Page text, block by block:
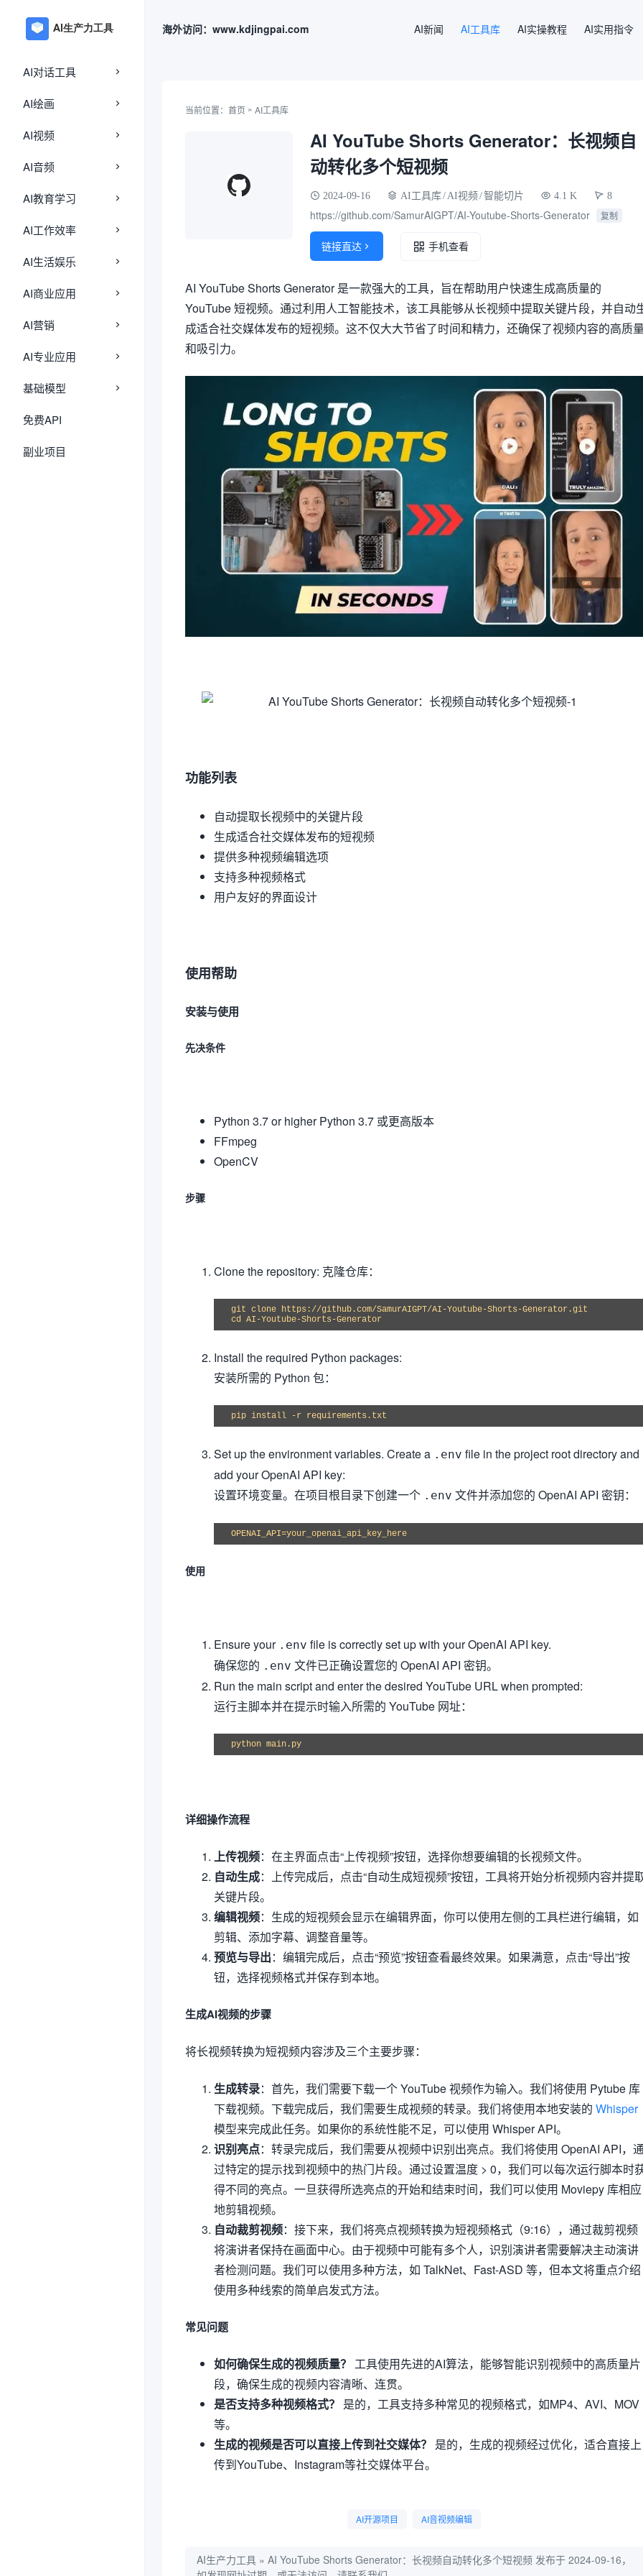
AI对话工具
AI绘画
AI视频
AI音频
AI教育学习
AI工作效率
AI生活娱乐
AI商业应用
AI营销
AI专业应用
基础模型
免费API
副业项目
海外访问：www.kdjingpai.com AI新闻 AI工具库 AI实操教程 AI实用指令
当前位置： 首页 » AI工具库
AI YouTube Shorts Generator：长视频自
动转化多个短视频
2024-09-16 AI工具库/ AI视频 /智能切片 4.1 K 8
https://github.com/SamurAIGPT/AI-Youtube-Shorts-Generator 复制
链接直达  手机查看
AI YouTube Shorts Generator 是一款强大的工具，旨在帮助用户快速生成高质量的
YouTube 短视频。通过利用人工智能技术，该工具能够从长视频中提取关键片段，并自动
成适合社交媒体发布的短视频。这不仅大大节省了时间和精力，还确保了视频内容的高质
和吸引力。
功能列表
自动提取长视频中的关键片段
生成适合社交媒体发布的短视频
提供多种视频编辑选项
支持多种视频格式
用户友好的界面设计
使用帮助
安装与使用
先决条件
Python 3.7 or higher Python 3.7 或更高版本
FFmpeg
OpenCV
步骤
Clone the repository: 克隆仓库：
cd AI-Youtube-Shorts-Generator
Install the required Python packages:
安装所需的 Python 包：
pip install -r requirements.txt
Set up the environment variables. Create a .env file in the project root directory and
add your OpenAI API key:
设置环境变量。在项目根目录下创建一个 .env 文件并添加您的 OpenAI API 密钥：
OPENAI_API=your_openai_api_key_here
使用
Ensure your .env file is correctly set up with your OpenAI API key.
确保您的 .env 文件已正确设置您的 OpenAI API 密钥。
Run the main script and enter the desired YouTube URL when prompted:
运行主脚本并在提示时输入所需的 YouTube 网址：
python main.py
详细操作流程
上传视频：在主界面点击“上传视频”按钮，选择你想要编辑的长视频文件。
自动生成：上传完成后，点击“自动生成短视频”按钮，工具将开始分析视频内容并提
关键片段。
编辑视频：生成的短视频会显示在编辑界面，你可以使用左侧的工具栏进行编辑，如
剪辑、添加字幕、调整音量等。
预览与导出：编辑完成后，点击“预览”按钮查看最终效果。如果满意，点击“导出”按
钮，选择视频格式并保存到本地。
生成AI视频的步骤
将长视频转换为短视频内容涉及三个主要步骤：
生成转录：首先，我们需要下载一个 YouTube 视频作为输入。我们将使用 Pytube 库
下载视频。下载完成后，我们需要生成视频的转录。我们将使用本地安装的 Whisper
模型来完成此任务。如果你的系统性能不足，可以使用 Whisper API。
识别亮点：转录完成后，我们需要从视频中识别出亮点。我们将使用 OpenAI API，
过特定的提示找到视频中的热门片段。通过设置温度 > 0，我们可以每次运行脚本时
得不同的亮点。一旦获得所选亮点的开始和结束时间，我们可以使用 Moviepy 库相应
地剪辑视频。
自动裁剪视频：接下来，我们将亮点视频转换为短视频格式（9:16），通过裁剪视频
将演讲者保持在画面中心。由于视频中可能有多个人，识别演讲者需要解决主动演讲
者检测问题。我们可以使用多种方法，如 TalkNet、Fast-ASD 等，但本文将重点介绍
使用多种线索的简单启发式方法。
常见问题
如何确保生成的视频质量？ 工具使用先进的AI算法，能够智能识别视频中的高质量片
段，确保生成的视频内容清晰、连贯。
是否支持多种视频格式？ 是的，工具支持多种常见的视频格式，如MP4、AVI、MOV
等。
生成的视频是否可以直接上传到社交媒体？ 是的，生成的视频经过优化，适合直接上
传到YouTube、Instagram等社交媒体平台。
AI开源项目 AI音视频编辑
AI生产力工具 » AI YouTube Shorts Generator：长视频自动转化多个短视频 发布于 2024-09-16，